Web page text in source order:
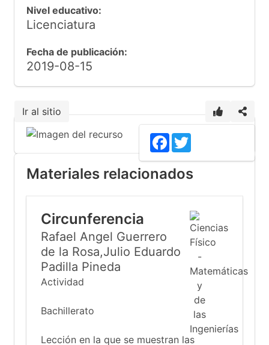
Nivel educativo:
Licenciatura
Fecha de publicación:
2019-08-15
Ir al sitio
Facebook
Materiales relacionados
Circunferencia
Rafael Angel Guerrero
de la Rosa,Julio Eduardo
Padilla Pineda
Actividad
Bachillerato
Lección en la que se muestran las